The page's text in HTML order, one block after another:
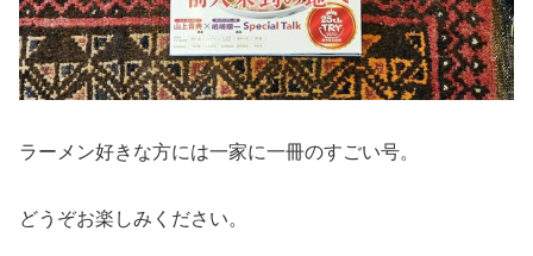
ラーメン好きな方には一家に一冊のすごい号。
どうぞお楽しみください。